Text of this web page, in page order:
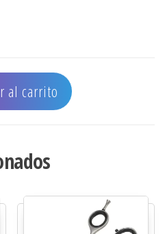
DESLIZANTE 440 SILVER CON
al carrito